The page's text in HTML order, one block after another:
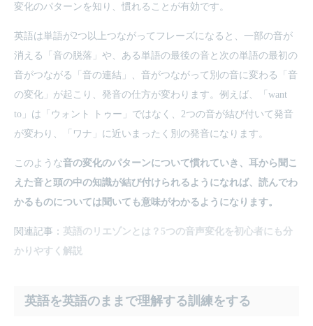
変化のパターンを知り、慣れることが有効です。
英語は単語が2つ以上つながってフレーズになると、一部の音が
消える「音の脱落」や、ある単語の最後の音と次の単語の最初の
音がつながる「音の連結」、音がつながって別の音に変わる「音
の変化」が起こり、発音の仕方が変わります。例えば、「want
to」は「ウォント トゥー」ではなく、2つの音が結び付いて発音
が変わり、「ワナ」に近いまったく別の発音になります。
このような音の変化のパターンについて慣れていき、耳から聞こ
えた音と頭の中の知識が結び付けられるようになれば、読んでわ
かるものについては聞いても意味がわかるようになります。
関連記事： 英語のリエゾンとは？5つの音声変化を初心者にも分
かりやすく解説
英語を英語のままで理解する訓練をする